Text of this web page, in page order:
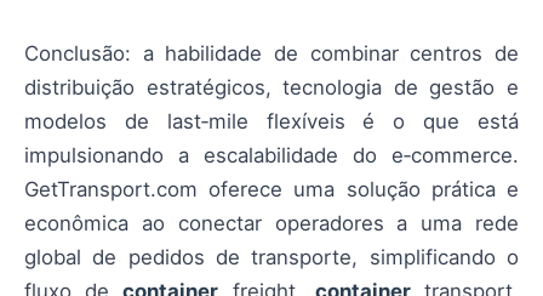
Conclusão: a habilidade de combinar centros de
distribuição estratégicos, tecnologia de gestão e
modelos de last‑mile flexíveis é o que está
impulsionando a escalabilidade do e‑commerce.
GetTransport.com oferece uma solução prática e
econômica ao conectar operadores a uma rede
global de pedidos de transporte, simplificando o
fluxo decontainer freight, containertransport,